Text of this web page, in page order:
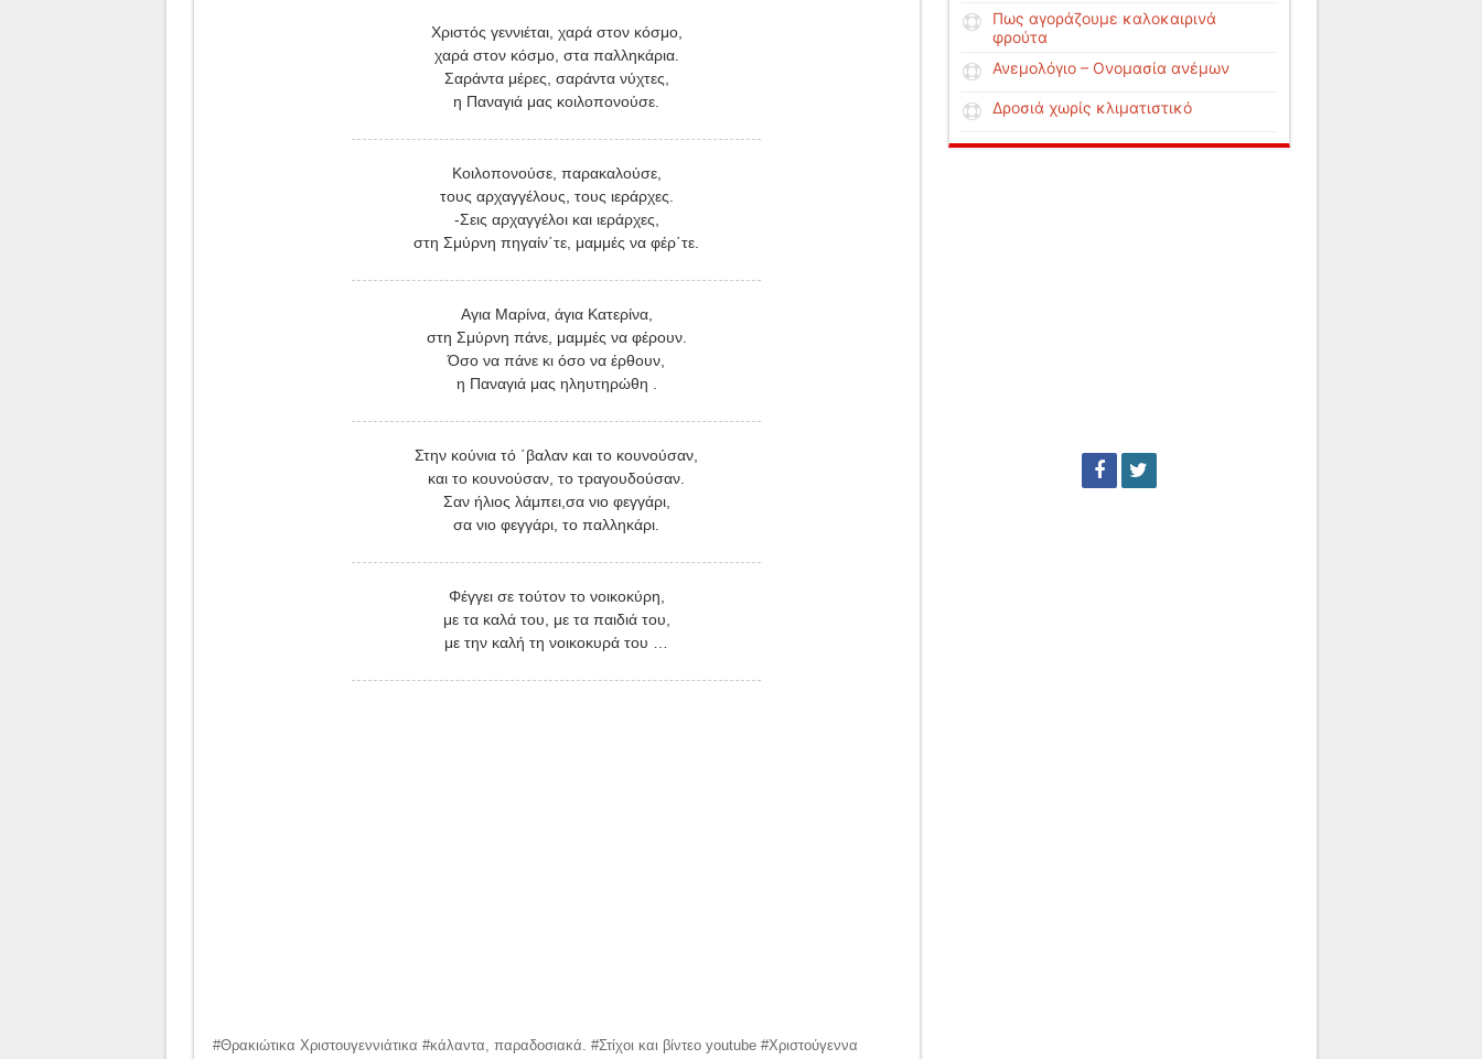
Χριστός γεννιέται, χαρά στον κόσμο,
χαρά στον κόσμο, στα παλληκάρια.
Σαράντα μέρες, σαράντα νύχτες,
η Παναγιά μας κοιλοπονούσε.
Κοιλοπονούσε, παρακαλούσε,
τους αρχαγγέλους, τους ιεράρχες.
-Σεις αρχαγγέλοι και ιεράρχες,
στη Σμύρνη πηγαίν΄τε, μαμμές να φέρ΄τε.
Αγια Μαρίνα, άγια Κατερίνα,
στη Σμύρνη πάνε, μαμμές να φέρουν.
Όσο να πάνε κι όσο να έρθουν,
η Παναγιά μας ηληυτηρώθη .
Στην κούνια τό ΄βαλαν και το κουνούσαν,
και το κουνούσαν, το τραγουδούσαν.
Σαν ήλιος λάμπει,σα νιο φεγγάρι,
σα νιο φεγγάρι, το παλληκάρι.
Φέγγει σε τούτον το νοικοκύρη,
με τα καλά του, με τα παιδιά του,
με την καλή τη νοικοκυρά του …
#Θρακιώτικα Χριστουγεννιάτικα #κάλαντα, παραδοσιακά. #Στίχοι και βίντεο youtube #Χριστούγεννα
Πως αγοράζουμε καλοκαιρινά
φρούτα
Ανεμολόγιο – Ονομασία ανέμων
Δροσιά χωρίς κλιματιστικό